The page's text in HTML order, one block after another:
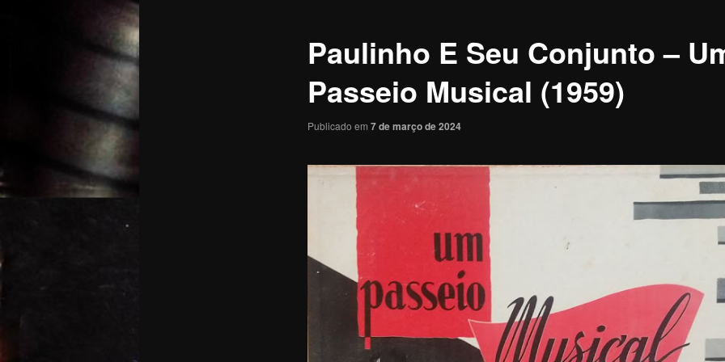
Paulinho E Seu Conjunto –
Passeio Musical (1959)
Publicado em 7 de março de 2024